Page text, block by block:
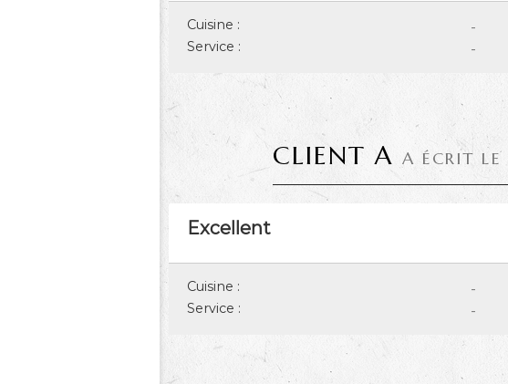
-
Cuisine :
-
Service :
CLIENT A A ÉCRIT
Excellent
-
Cuisine :
-
Service :